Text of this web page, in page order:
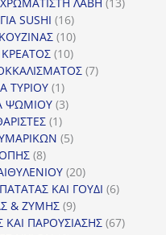
ΧΡΩΜΑΤΙΣΤΗ ΛΑΒΗ 13
SUSHI 1616
προϊόντα
1010
προϊόντα
ΚΡΕΑΤΟΣ 1010
προϊόντα
77
ΤΥΡΙΟΥ 11
προϊόν
ΨΩΜΙΟΥ 33
11
προϊόν
55
88
προϊόντα
2020
προϊόντα
ΚΑΙ ΓΟΥΔΙ 66
& ΖΥΜΗΣ 99
προϊόντα
ΠΑΡΟΥΣΙΑΣΗΣ 6767